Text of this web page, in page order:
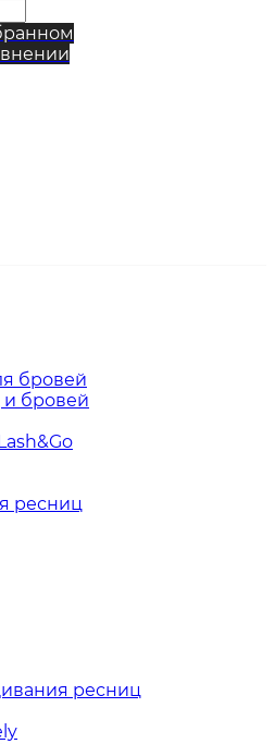
бровей
и бровей
ресниц
ресниц